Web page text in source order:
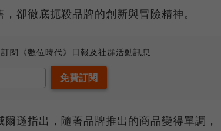
卻徹底扼殺品牌的創新與冒險精神。
閱《數位時代》日報及社群活動訊息
遜指出，隨著品牌推出的商品變得單調，